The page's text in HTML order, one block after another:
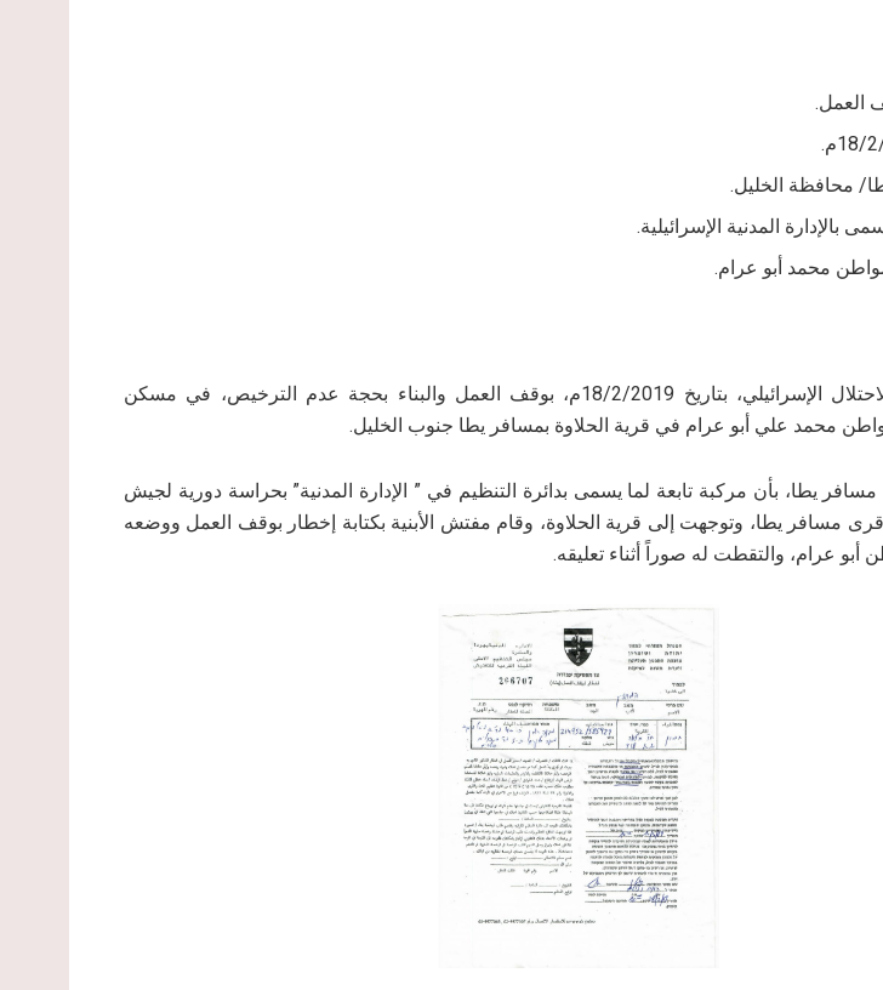
العمل.
محافظة الخليل.
بالإدارة المدنية الإسرائيلية.
محمد أبو عرام.
أخطرت سلطات الاحتلال الإسرائيلي، بتاريخ 18/2/2019م، بوقف العمل والبناء بحجة عدم الترخيص، في مسكن
محمد علي أبو عرام في قرية الحلاوة بمسافر يطا جنوب الخليل.
يطا، بأن مركبة تابعة لما يسمى بدائرة التنظيم في ” الإدارة المدنية” بحراسة دورية لجيش
قرى مسافر يطا، وتوجهت إلى قرية الحلاوة، وقام مفتش الأبنية بكتابة إخطار بوقف العمل ووضعه
عرام، والتقطت له صوراً أثناء تعليقه.